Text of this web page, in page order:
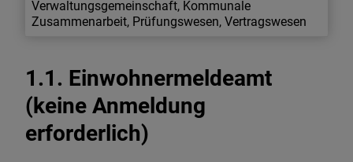
Verwaltungsgemeinschaft, Kommunale
Zusammenarbeit, Prüfungswesen, Vertragswesen
1.1. Einwohnermeldeamt
(keine Anmeldung
erforderlich)